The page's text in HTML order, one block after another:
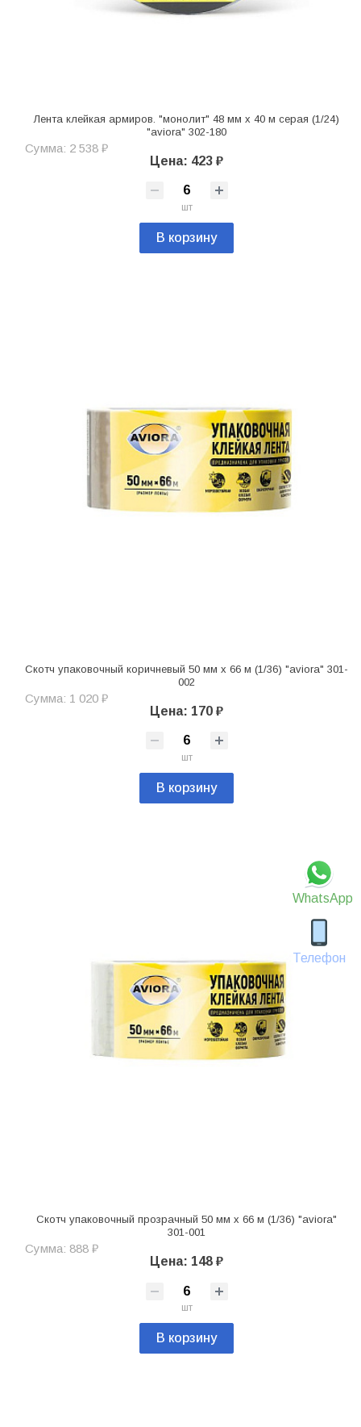
WhatsApp
Телефон
Лента клейкая армиров. "монолит" 48 мм х 40 м серая (1/24)
"aviora" 302-180
Сумма: 2 538 ₽
Цена: 423 ₽
шт
В корзину
Скотч упаковочный коричневый 50 мм х 66 м (1/36) "aviora" 301-
002
Сумма: 1 020 ₽
Цена: 170 ₽
шт
В корзину
Скотч упаковочный прозрачный 50 мм х 66 м (1/36) "aviora"
301-001
Сумма: 888 ₽
Цена: 148 ₽
шт
В корзину